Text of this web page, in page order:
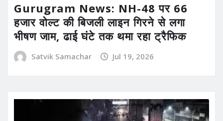
Gurugram News: NH-48 पर 66
हजार वोल्ट की बिजली लाइन गिरने से लगा
भीषण जाम, ढाई घंटे तक थमा रहा ट्रैफिक
Satvik Samachar Jul 19, 2026